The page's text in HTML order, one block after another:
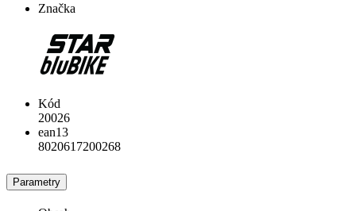
Značka
Kód
20026
ean13
8020617200268
Parametry